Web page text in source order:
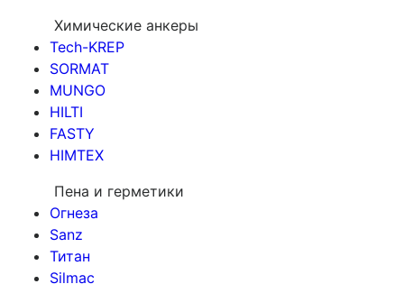
Химические анкеры
Tech-KREP
SORMAT
MUNGO
HILTI
FASTY
HIMTEX
Пена и герметики
Огнеза
Sanz
Титан
Silmac